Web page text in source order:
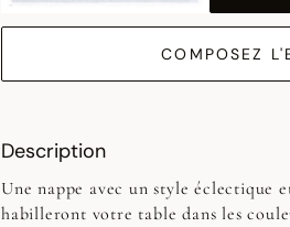
COMPOSEZ
Description
Une nappe avec un style éclectique
habilleront votre table dans les